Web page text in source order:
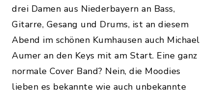
drei Damen aus Niederbayern an Bass,
Gitarre, Gesang und Drums, ist an diesem
Abend im schönen Kumhausen auch Michael
Aumer an den Keys mit am Start. Eine ganz
normale Cover Band? Nein, die Moodies
lieben es bekannte wie auch unbekannte